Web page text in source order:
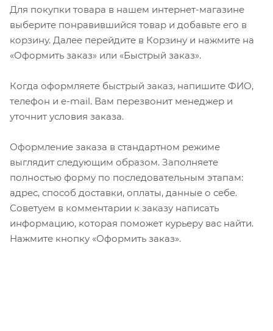
Для покупки товара в нашем интернет-магазине
выберите понравившийся товар и добавьте его в
корзину. Далее перейдите в Корзину и нажмите на
«Оформить заказ» или «Быстрый заказ».
Когда оформляете быстрый заказ, напишите ФИО,
телефон и e-mail. Вам перезвонит менеджер и
уточнит условия заказа.
Оформление заказа в стандартном режиме
выглядит следующим образом. Заполняете
полностью форму по последовательным этапам:
адрес, способ доставки, оплаты, данные о себе.
Советуем в комментарии к заказу написать
информацию, которая поможет курьеру вас найти.
Нажмите кнопку «Оформить заказ».